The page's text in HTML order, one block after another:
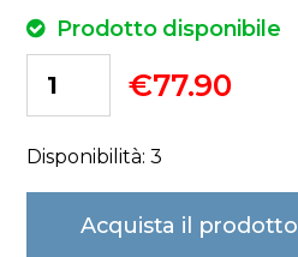
Prodotto disponibile
€77.90
Disponibilità: 3
Acquista il prodotto